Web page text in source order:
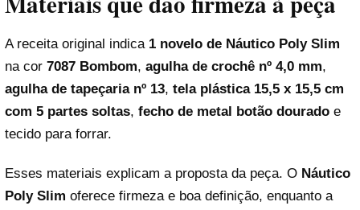
A receita original indica 1 novelo de Náutico Poly Slim
na cor 7087 Bombom, agulha de crochê nº 4,0 mm,
agulha de tapeçaria nº 13, tela plástica 15,5 x 15,5 cm
com 5 partes soltas, fecho de metal botão dourado e
tecido para forrar.
Esses materiais explicam a proposta da peça. O Náutico
Poly Slim oferece firmeza e boa definição, enquanto a